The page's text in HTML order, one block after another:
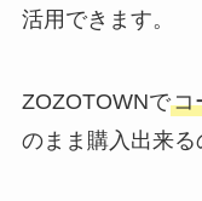
活用できます。
ZOZOTOWNでコ
のまま購入出来る